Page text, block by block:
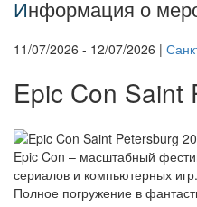
Информация о
11/07/2026 - 12/07/2026 |
Epic Con Saint
Epic Con – масштабный
сериалов и компьютерных игр.
Полное погружение в